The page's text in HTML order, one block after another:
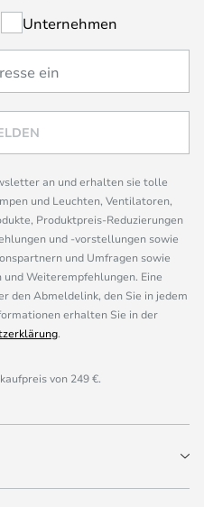
Unternehmen
an und erhalten sie tolle
und Leuchten, Ventilatoren,
Produktpreis-Reduzierungen
und -vorstellungen sowie
und Umfragen sowie
Weiterempfehlungen. Eine
den Abmeldelink, den Sie in jedem
erhalten Sie in der
.
von 249 €.